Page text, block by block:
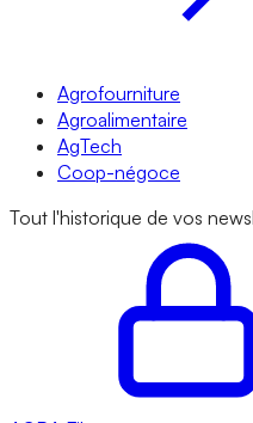
Agrofourniture
Agroalimentaire
AgTech
Coop-négoce
Tout l'historique de vos